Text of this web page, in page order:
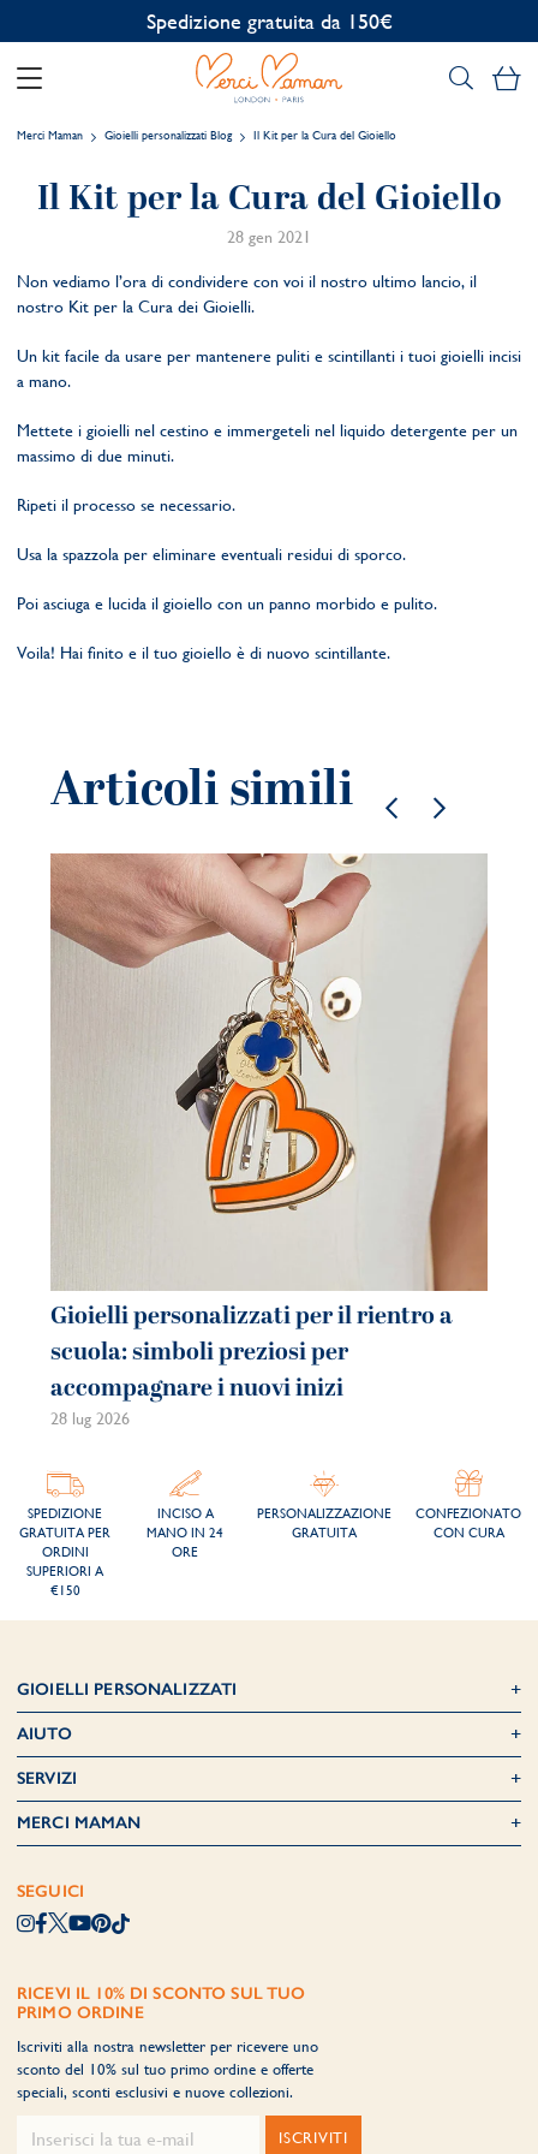
Spedizione gratuita da 150€
Il
Merci Maman Gioielli personalizzati Blog Il Kit per la Cura del Gioiello
Il Kit per la Cura del Gioiello
28 gen 2021
Non vediamo l’ora di condividere con voi il nostro ultimo lancio, il
nostro Kit per la Cura dei Gioielli.
Un kit facile da usare per mantenere puliti e scintillanti i tuoi gioielli incisi
a mano.
Mettete i gioielli nel cestino e immergeteli nel liquido detergente per un
massimo di due minuti.
Ripeti il processo se necessario.
Usa la spazzola per eliminare eventuali residui di sporco.
Poi asciuga e lucida il gioiello con un panno morbido e pulito.
Voila! Hai finito e il tuo gioiello è di nuovo scintillante.
Articoli simili
Gioielli personalizzati per il rientro a
scuola: simboli preziosi per
accompagnare i nuovi inizi
28 lug 2026
SPEDIZIONE
GRATUITA PER
ORDINI
SUPERIORI A
€150
INCISO A
MANO IN 24
ORE
PERSONALIZZAZIONE
GRATUITA
CONFEZIONATO
CON CURA
GIOIELLI PERSONALIZZATI
AIUTO
SERVIZI
MERCI MAMAN
SEGUICI
RICEVI IL 10% DI SCONTO SUL TUO
PRIMO ORDINE
Iscriviti alla nostra newsletter per ricevere uno
sconto del 10% sul tuo primo ordine e offerte
speciali, sconti esclusivi e nuove collezioni.
ISCRIVITI